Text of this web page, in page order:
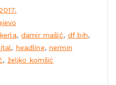
, damir mašić, df bih,
, headline,nermin
, željko komšić